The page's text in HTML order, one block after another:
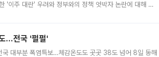
'이주 대란' 우려와 정부와의 정책 엇박자 논란에 대해 정
…전국 '펄펄'
대부분 폭염특보…체감온도도 곳곳 38도 넘어 8일 동해